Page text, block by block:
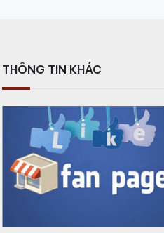
THÔNG TIN KHÁC